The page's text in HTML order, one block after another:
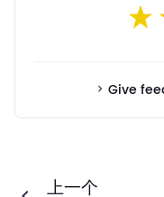
Give
上一个